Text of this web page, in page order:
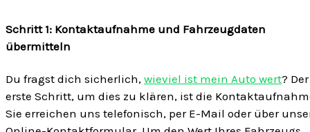
Schritt 1: Kontaktaufnahme und Fahrzeugdaten
übermitteln
Du fragst dich sicherlich, wieviel ist mein Auto wert? Der
erste Schritt, um dies zu klären, ist die
Sie erreichen uns telefonisch, per E-Mail oder über